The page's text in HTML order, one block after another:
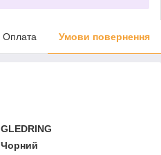
Оплата Умови повернення
GLEDRING
Чорний